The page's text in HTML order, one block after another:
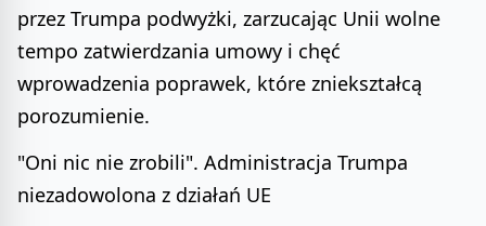
przez Trumpa podwyżki, zarzucając Unii wolne
tempo zatwierdzania umowy i chęć
wprowadzenia poprawek, które zniekształcą
porozumienie.
"Oni nic nie zrobili". Administracja Trumpa
niezadowolona z działań UE